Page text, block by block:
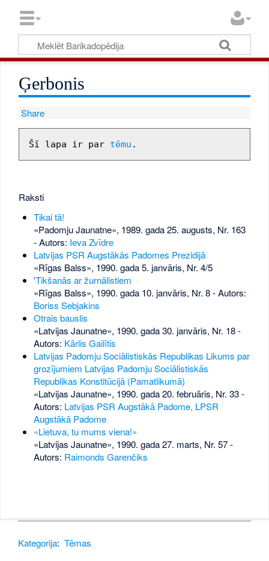
Ģerbonis
Share
Šī lapa ir par tēmu
Raksti
Tikai tā!
«Padomju Jaunatne», 1989. gada 25. augusts, Nr. 163
- Autors: Ieva Zvīdre
Latvijas PSR Augstākās Padomes Prezidijā
«Rīgas Balss», 1990. gada 5. janvāris, Nr. 4/5
'Tikšanās ar žurnālistiem
«Rīgas Balss», 1990. gada 10. janvāris, Nr. 8- Autors:
Boriss Sebjakins
Otrais bauslis
«Latvijas Jaunatne», 1990. gada 30. janvāris, Nr. 18-
Autors: Kārlis Gailītis
Latvijas Padomju Sociālistiskās Republikas Likums par
grozījumiem Latvijas Padomju Sociālistiskās
Republikas Konstitūcijā (Pamatlikumā)
«Latvijas Jaunatne», 1990. gada 20. februāris, Nr. 33-
Autors: Latvijas PSR Augstākā Padome, LPSR
Augstākā Padome
«Lietuva, tu mums viena!»
«Latvijas Jaunatne», 1990. gada 27. marts, Nr. 57-
Autors: Raimonds Garenčiks
Kategorija: Tēmas